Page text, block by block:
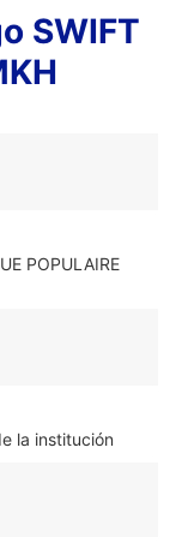
SWIFT
POPULAIRE
la institución